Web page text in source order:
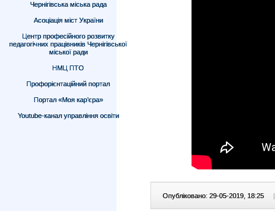
Чернігівська міська рада
Асоціація міст України
Центр професійного розвитку
педагогічних працівників Чернігівської
міської ради
НМЦ ПТО
Профорієнтаційний портал
Портал «Моя кар’єра»
Youtube-канал управління освіти
Опубліковано: 29-05-2019, 18:25 |